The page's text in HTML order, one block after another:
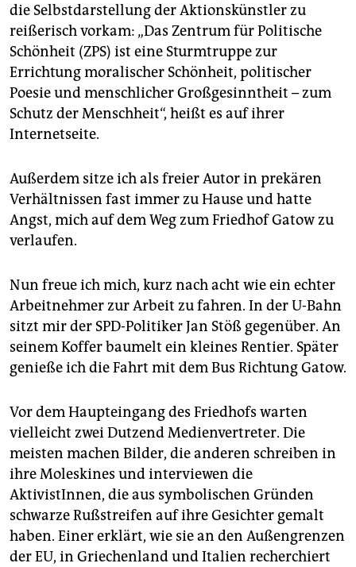
die Selbstdarstellung der Aktionskünstler zu
reißerisch vorkam: „Das Zentrum für Politische
Schönheit (ZPS) ist eine Sturmtruppe zur
Errichtung moralischer Schönheit, politischer
Poesie und menschlicher Großgesinntheit – zum
Schutz der Menschheit“, heißt es auf ihrer
Internetseite.
Außerdem sitze ich als freier Autor in prekären
Verhältnissen fast immer zu Hause und hatte
Angst, mich auf dem Weg zum Friedhof Gatow zu
verlaufen.
Nun freue ich mich, kurz nach acht wie ein echter
Arbeitnehmer zur Arbeit zu fahren. In der U-Bahn
sitzt mir der SPD-Politiker Jan Stöß gegenüber. An
seinem Koffer baumelt ein kleines Rentier. Später
genieße ich die Fahrt mit dem Bus Richtung Gatow.
Vor dem Haupteingang des Friedhofs warten
vielleicht zwei Dutzend Medienvertreter. Die
meisten machen Bilder, die anderen schreiben in
ihre Moleskines und interviewen die
AktivistInnen, die aus symbolischen Gründen
schwarze Rußstreifen auf ihre Gesichter gemalt
haben. Einer erklärt, wie sie an den Außengrenzen
der EU, in Griechenland und Italien recherchiert